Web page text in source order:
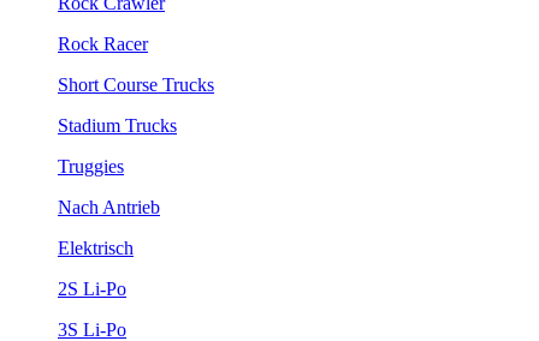
Rock Racer
Short Course Trucks
Stadium Trucks
Truggies
Nach Antrieb
Elektrisch
2S Li-Po
3S Li-Po